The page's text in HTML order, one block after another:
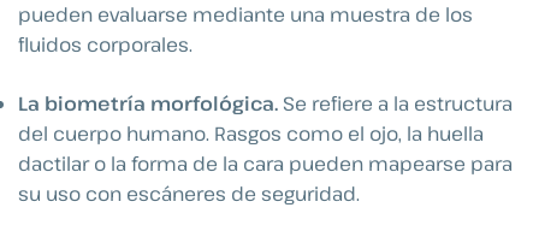
pueden evaluarse mediante una muestra de los
fluidos corporales.
La biometría morfológica. Se refiere a la estructura
del cuerpo humano. Rasgos como el ojo, la huella
dactilar o la forma de la cara pueden mapearse para
su uso con escáneres de seguridad.